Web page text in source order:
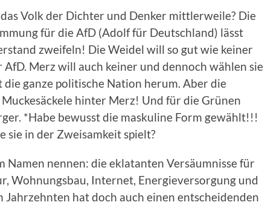
Volk der Dichter und Denker mittlerweile? Die
für die AfD (Adolf für Deutschland) lässt
zweifeln! Die Weidel will so gut wie keiner
AfD. Merz will auch keiner und dennoch wählen sie
ganze politische Nation herum. Aber die
hinter Merz! Und für die Grünen
*Habe bewusst die maskuline Form gewählt!!!
sie in der Zweisamkeit spielt?
Namen nennen: die eklatanten Versäumnisse für
Wohnungsbau, Internet, Energieversorgung und
Jahrzehnten hat doch auch einen entscheidenden